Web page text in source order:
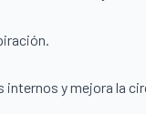
internos y mejora la